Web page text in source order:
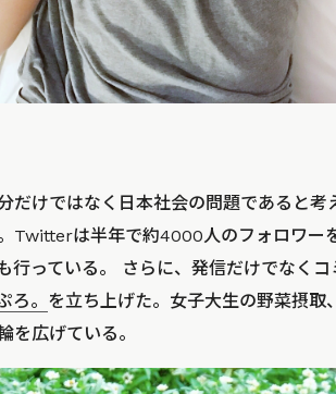
だけではなく日本社会の問題であると考
Twitterは半年で約4000人のフォロワー
行っている。 さらに、発信だけでなく
ろ。 を立ち上げた。女子大生の野菜摂
を広げている。